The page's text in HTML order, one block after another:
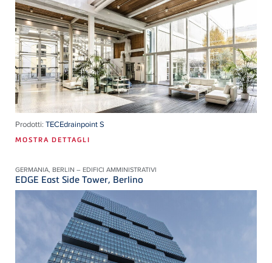
Prodotti: TECEdrainpoint S
MOSTRA DETTAGLI
GERMANIA, BERLIN – EDIFICI AMMINISTRATIVI
EDGE East Side Tower, Berlino